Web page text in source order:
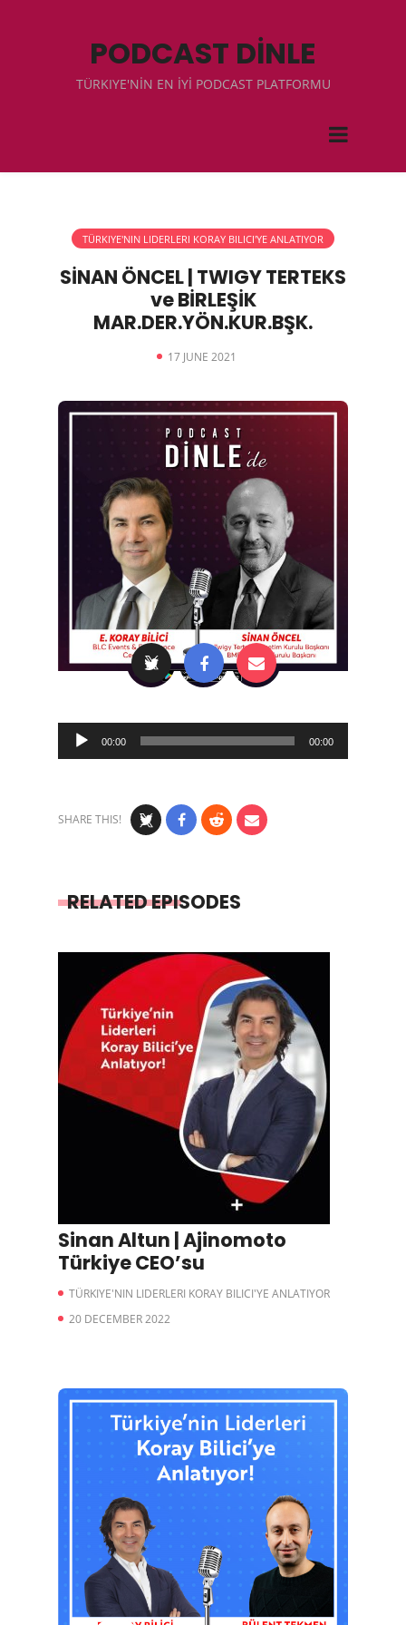
PODCAST DİNLE
TÜRKIYE'NİN EN İYİ PODCAST PLATFORMU
TÜRKIYE'NIN LIDERLERI KORAY BILICI'YE ANLATIYOR
SİNAN ÖNCEL | TWIGY TERTEKS
ve BİRLEŞİK
MAR.DER.YÖN.KUR.BŞK.
17 JUNE 2021
Audio
Player
00:00 00:00
SHARE THIS!
RELATED EPISODES
Sinan Altun | Ajinomoto
Türkiye CEO’su
TÜRKIYE'NIN LIDERLERI KORAY BILICI'YE ANLATIYOR
20 DECEMBER 2022